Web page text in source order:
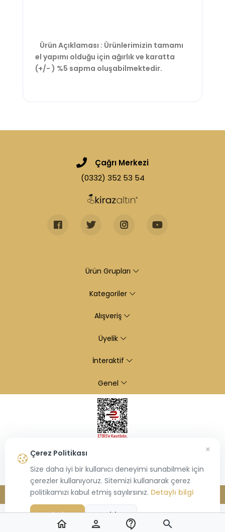
Ürün Açıklaması : Ürünlerimizin tamamı
el yapımı olduğu için ağırlık ve karatta
(+/- ) %5 sapma oluşabilmektedir.
Çağrı Merkezi
(0332) 352 53 54
Ürün Grupları
Kategoriler
Alışveriş
Üyelik
İnteraktif
Genel
© 2026 Kiraz Altın- Tüm hakları saklıdır.
Bu site,Hiosis®tarafından geliştirilmişE-Ticaretpaketleri ile oluşturulmuştur.
home person contact_support search
Çerez Politikası
Size daha iyi bir kullanıcı deneyimi sunabilmek için
çerezler kullanıyoruz. Sitemizi kullanarak çerez
politikamızı kabul etmiş sayılırsınız. Detaylı bilgi
Kabul Et Reddet
×